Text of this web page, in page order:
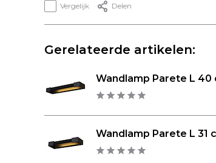
Vergelijk Delen
Gerelateerde artikelen:
Wandlamp Parete L 40
Wandlamp Parete L 31